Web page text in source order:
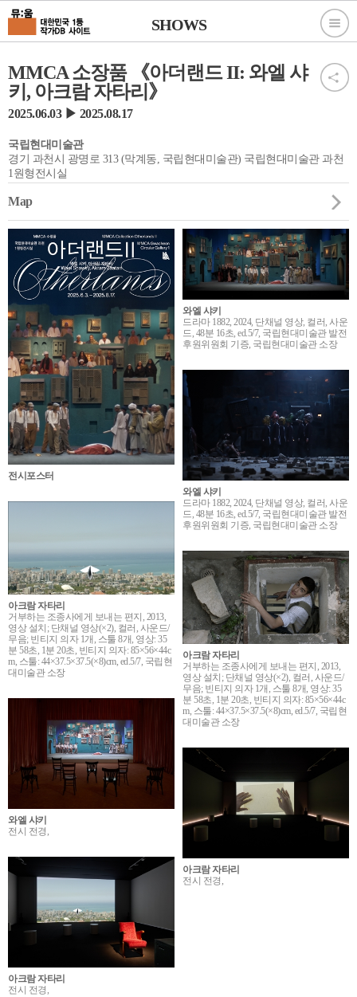
SHOWS
MMCA 소장품 《아더랜드 II: 와엘 샤
키, 아크람 자타리》
2025.06.03 ▶ 2025.08.17
국립현대미술관
경기 과천시 광명로 313 (막계동, 국립현대미술관) 국립현대미술관 과천
1원형전시실
Map
전시포스터
와엘 샤키
드라마 1882, 2024, 단채널 영상, 컬러, 사운
드, 48분 16초, ed.5/7, 국립현대미술관 발전
후원위원회 기증, 국립현대미술관 소장
와엘 샤키
드라마 1882, 2024, 단채널 영상, 컬러, 사운
드, 48분 16초, ed.5/7, 국립현대미술관 발전
후원위원회 기증, 국립현대미술관 소장
아크람 자타리
거부하는 조종사에게 보내는 편지, 2013,
영상 설치; 단채널 영상(×2), 컬러, 사운드/
무음; 빈티지 의자 1개, 스툴 8개, 영상: 35
분 58초, 1분 20초, 빈티지 의자: 85×56×44c
m, 스툴: 44×37.5×37.5(×8)cm, ed.5/7, 국립현
대미술관 소장
아크람 자타리
거부하는 조종사에게 보내는 편지, 2013,
영상 설치; 단채널 영상(×2), 컬러, 사운드/
무음; 빈티지 의자 1개, 스툴 8개, 영상: 35
분 58초, 1분 20초, 빈티지 의자: 85×56×44c
m, 스툴: 44×37.5×37.5(×8)cm, ed.5/7, 국립현
대미술관 소장
와엘 샤키
전시 전경,
아크람 자타리
전시 전경,
아크람 자타리
전시 전경,